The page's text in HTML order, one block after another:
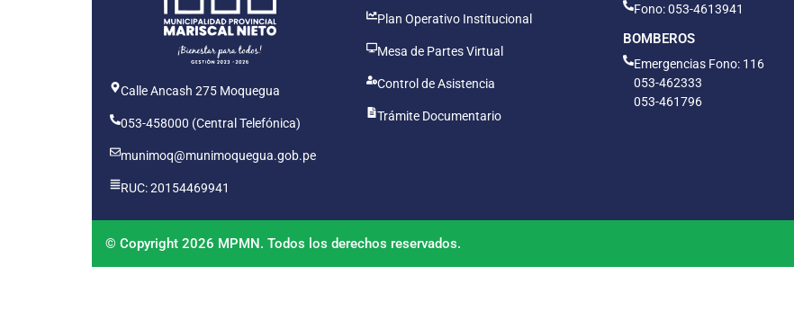
Calle Ancash 275 Moquegua
053-458000 (Central Telefónica)
munimoq@munimoquegua.gob.pe
RUC: 20154469941
Plan Operativo Institucional
Mesa de Partes Virtual
Control de Asistencia
Trámite Documentario
Fono: 053-4613941
BOMBEROS
Emergencias Fono: 116
053-462333
053-461796
© Copyright 2026 MPMN. Todos los derechos reservados.